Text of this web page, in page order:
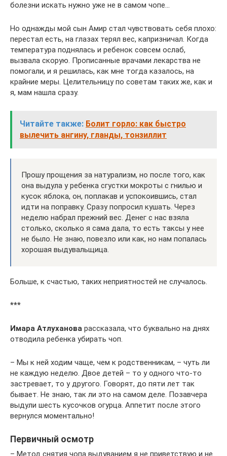
болезни искать нужно уже не в самом чопе…
Но однажды мой сын Амир стал чувствовать себя плохо:
перестал есть, на глазах терял вес, капризничал. Когда
температура поднялась и ребенок совсем ослаб,
вызвала скорую. Прописанные врачами лекарства не
помогали, и я решилась, как мне тогда казалось, на
крайние меры. Целительницу по советам таких же, как и
я, мам нашла сразу.
Читайте также: Болит горло: как быстро
вылечить ангину, гланды, тонзиллит
Прошу прощения за натурализм, но после того, как
она выдула у ребенка сгустки мокроты с гнилью и
кусок яблока, он, поплакав и успокоившись, стал
идти на поправку. Сразу попросил кушать. Через
неделю набрал прежний вес. Денег с нас взяла
столько, сколько я сама дала, то есть таксы у нее
не было. Не знаю, повезло или как, но нам попалась
хорошая выдувальщица.
Больше, к счастью, таких неприятностей не случалось.
***
Имара Атлуханова рассказала, что буквально на днях
отводила ребенка убирать чоп.
– Мы к ней ходим чаще, чем к родственникам, – чуть ли
не каждую неделю. Двое детей – то у одного что-то
застревает, то у другого. Говорят, до пяти лет так
бывает. Не знаю, так ли это на самом деле. Позавчера
выдули шесть кусочков огурца. Аппетит после этого
вернулся моментально!
Первичный осмотр
– Метод снятия чопа выдуванием я не приветствую и не